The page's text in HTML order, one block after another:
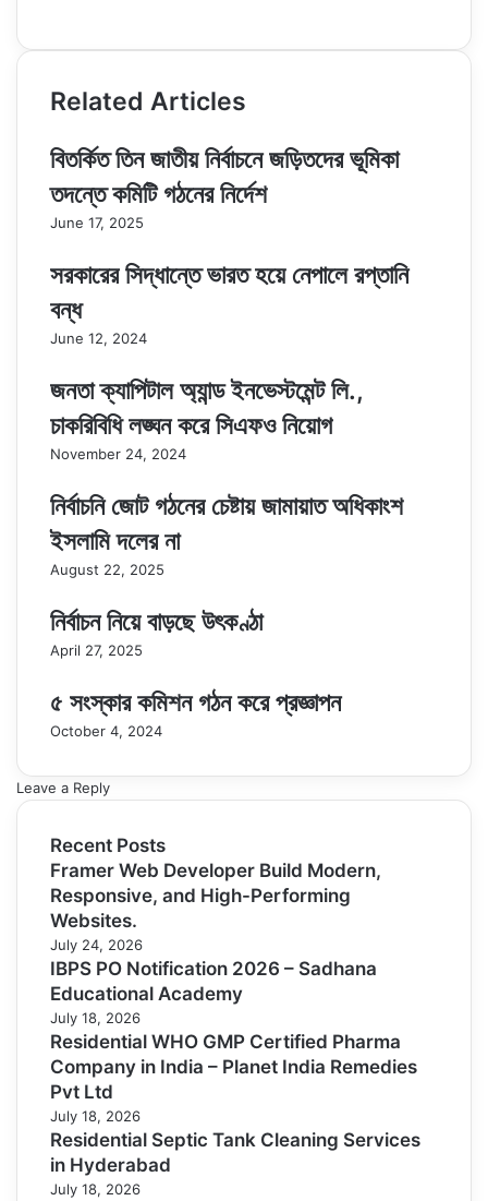
Related Articles
বিতর্কিত তিন জাতীয় নির্বাচনে জড়িতদের ভূমিকা
তদন্তে কমিটি গঠনের নির্দেশ
June 17, 2025
সরকারের সিদ্ধান্তে ভারত হয়ে নেপালে রপ্তানি
বন্ধ
June 12, 2024
জনতা ক্যাপিটাল অ্যান্ড ইনভেস্টমেন্ট লি.,
চাকরিবিধি লঙ্ঘন করে সিএফও নিয়োগ
November 24, 2024
নির্বাচনি জোট গঠনের চেষ্টায় জামায়াত অধিকাংশ
ইসলামি দলের না
August 22, 2025
নির্বাচন নিয়ে বাড়ছে উৎকণ্ঠা
April 27, 2025
৫ সংস্কার কমিশন গঠন করে প্রজ্ঞাপন
October 4, 2024
Leave a Reply
Recent Posts
Framer Web Developer Build Modern,
Responsive, and High-Performing
Websites.
July 24, 2026
IBPS PO Notification 2026 – Sadhana
Educational Academy
July 18, 2026
Residential WHO GMP Certified Pharma
Company in India – Planet India Remedies
Pvt Ltd
July 18, 2026
Residential Septic Tank Cleaning Services
in Hyderabad
July 18, 2026